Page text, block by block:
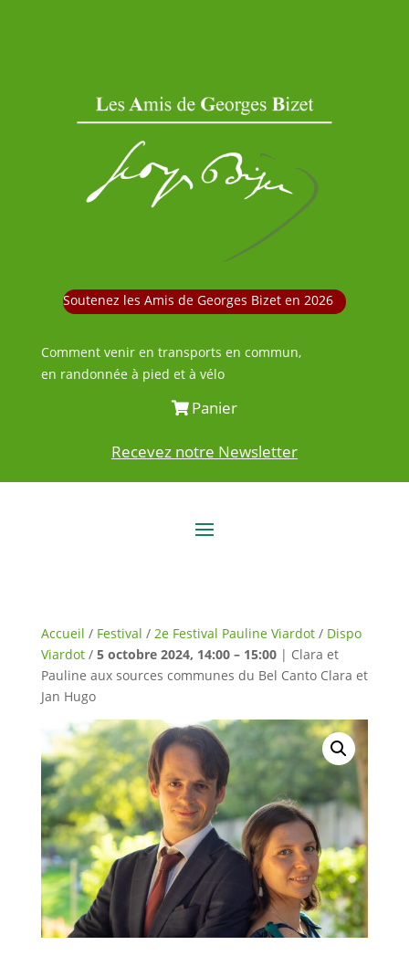
Soutenez les Amis de Georges Bizet en 2026
Comment venir en transports en commun,
en randonnée à pied et à vélo
Panier
Recevez notre Newsletter
Accueil / Festival / 2e Festival Pauline Viardot/ Dispo
Viardot/ 5 octobre 2024, 14:00 – 15:00| Clara et
Pauline aux sources communes du Bel Canto Clara et
Jan Hugo